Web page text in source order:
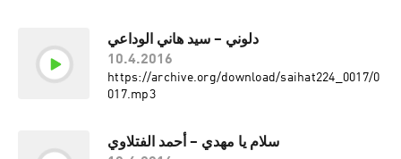
دلوني – سيد هاني الوداعي
10.4.2016
https://archive.org/download/saihat224_0017/0
017.mp3
سلام يا مهدي – أحمد الفتلاوي